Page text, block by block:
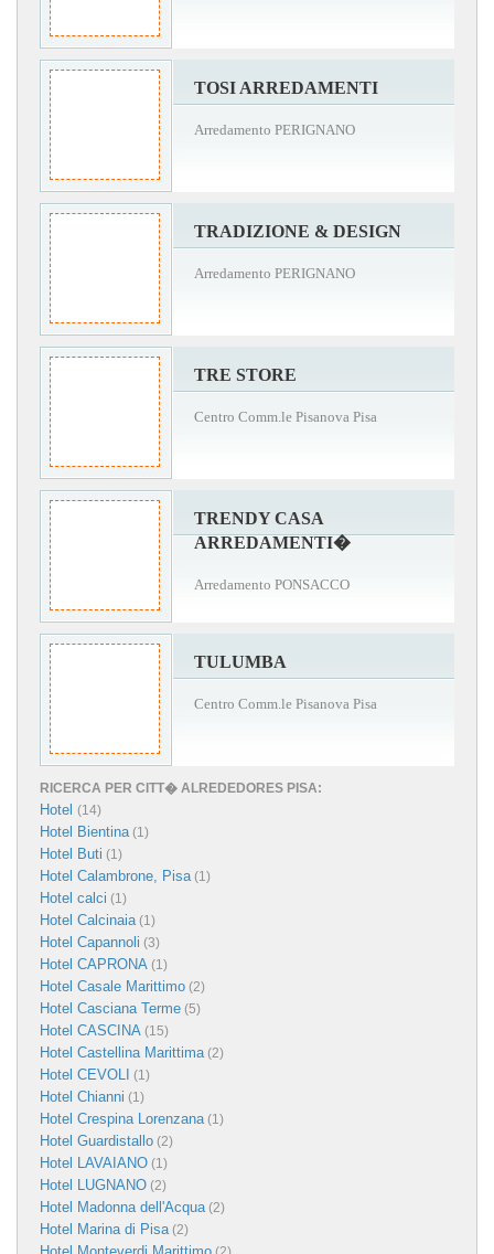
TOSI ARREDAMENTI
Arredamento PERIGNANO
TRADIZIONE & DESIGN
Arredamento PERIGNANO
TRE STORE
Centro Comm.le Pisanova Pisa
TRENDY CASA
ARREDAMENTI�
Arredamento PONSACCO
TULUMBA
Centro Comm.le Pisanova Pisa
RICERCA PER CITT� ALREDEDORES PISA:
Hotel (14)
Hotel Bientina (1)
Hotel Buti (1)
Hotel Calambrone, Pisa (1)
Hotel calci (1)
Hotel Calcinaia (1)
Hotel Capannoli (3)
Hotel CAPRONA (1)
Hotel Casale Marittimo (2)
Hotel Casciana Terme (5)
Hotel CASCINA (15)
Hotel Castellina Marittima (2)
Hotel CEVOLI (1)
Hotel Chianni (1)
Hotel Crespina Lorenzana (1)
Hotel Guardistallo (2)
Hotel LAVAIANO (1)
Hotel LUGNANO (2)
Hotel Madonna dell'Acqua (2)
Hotel Marina di Pisa (2)